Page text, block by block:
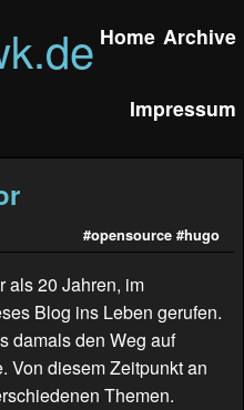
Home Archive
Impressum
#opensource #hugo
als 20 Jahren, im
Blog ins Leben gerufen.
damals den Weg auf
Von diesem Zeitpunkt an
Themen.